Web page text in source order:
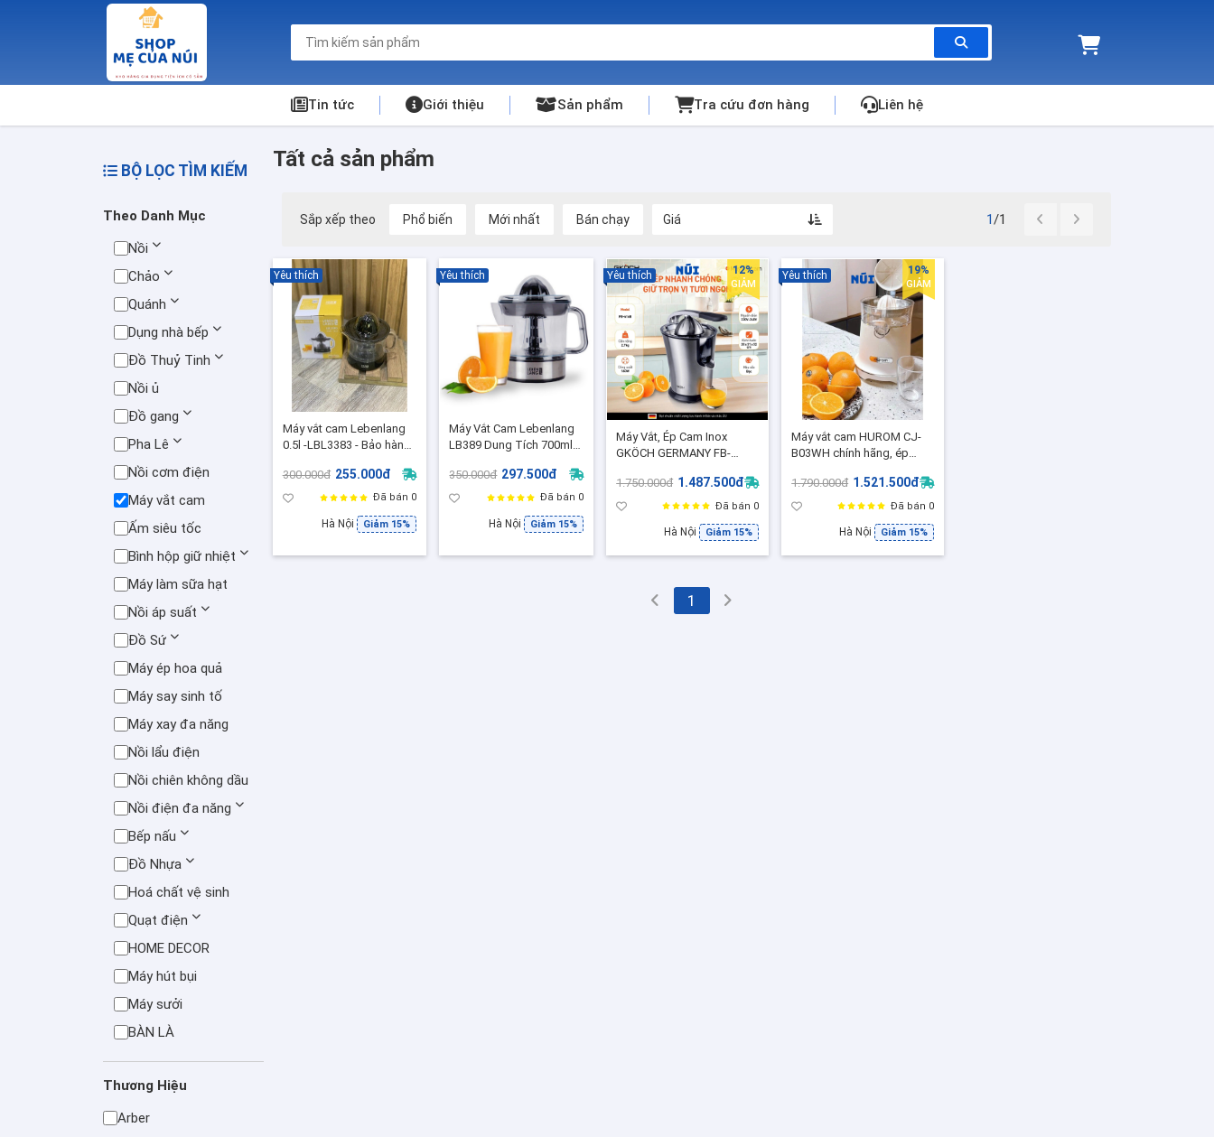
Tin tức Giới thiệu Sản phẩm Tra cứu đơn hàng Liên hệ
BỘ LỌC TÌM KIẾM
Theo Danh Mục
Nồi
Chảo
Quánh
Dụng nhà bếp
Đồ Thuỷ Tinh
Nồi ủ
Đồ gang
Pha Lê
Nồi cơm điện
Máy vắt cam
Ấm siêu tốc
Bình hộp giữ nhiệt
Máy làm sữa hạt
Nồi áp suất
Đồ Sứ
Máy ép hoa quả
Máy say sinh tố
Máy xay đa năng
Nồi lẩu điện
Nồi chiên không dầu
Nồi điện đa năng
Bếp nấu
Đồ Nhựa
Hoá chất vệ sinh
Quạt điện
HOME DECOR
Máy hút bụi
Máy sưởi
BÀN LÀ
Thương Hiệu
Arber
Tất cả sản phẩm
Sắp xếp theo Phổ biến Mới nhất Bán chạy Giá 1 /1
Máy vắt cam Lebenlang
0.5l -LBL3383 - Bảo hành
300.000đ 255.000đ
Đã bán 0
Hà Nội Giảm 15%
Yêu thích
Máy Vắt Cam Lebenlang
LB389 Dung Tích 700ml -
Hãng
350.000đ 297.500đ
Đã bán 0
Hà Nội Giảm 15%
Yêu thích
Máy Vắt, Ép Cam Inox
GKÖCH GERMANY FB-
Nhanh,Thiết Kế Cao Cấp,
BH 12 Tháng
1.750.000đ 1.487.500đ
Đã bán 0
Hà Nội Giảm 15%
Yêu thích 12%
GIẢM
Máy vắt cam HUROM CJ-
B03WH chính hãng, ép
vệ sinh
1.790.000đ 1.521.500đ
Đã bán 0
Hà Nội Giảm 15%
Yêu thích 19%
GIẢM
1